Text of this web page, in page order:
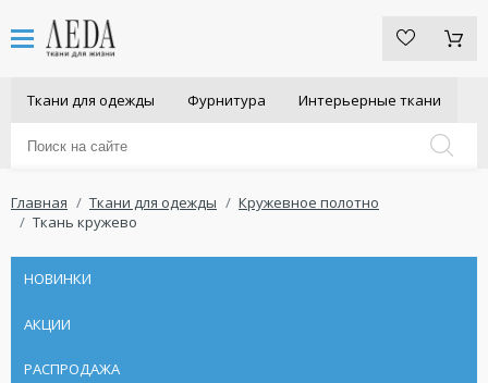
Ткани для одежды Фурнитура Интерьерные ткани
Главная Ткани для одежды
Кружевное полотно
Ткань кружево
НОВИНКИ
АКЦИИ
РАСПРОДАЖА